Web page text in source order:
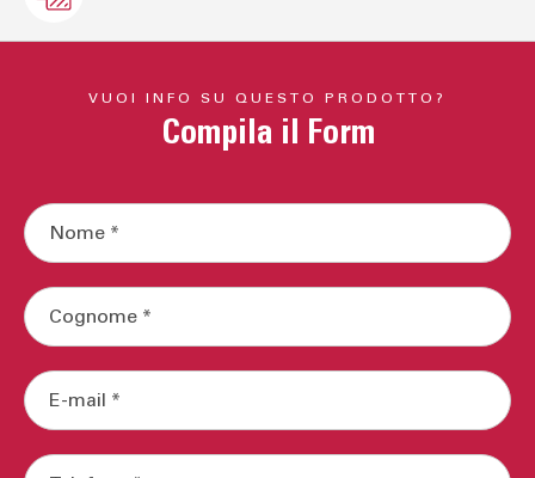
Disponibile in versione singolo e matrimoniale
Disponibile con o senza contenitore.
Testata e giroletto imbottiti
Disponibile in tutti i nobilitati del nostro
Rete ortopedica inclusa
VUOI INFO SU QUESTO PRODOTTO?
Compila il Form